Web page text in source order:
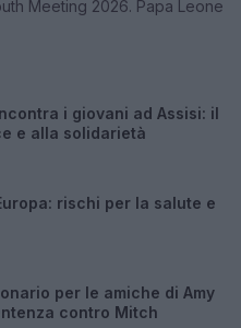
Meeting 2026. Papa Leone
i giovani ad Assisi: il
e alla solidarietà
rischi per la salute e
per le amiche di Amy
contro Mitch